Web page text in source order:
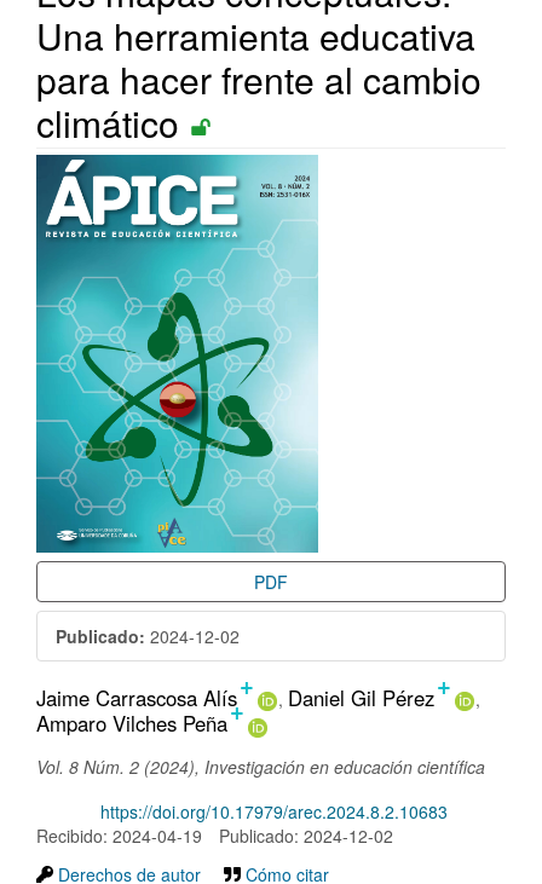
Una herramienta educativa
para hacer frente al cambio
climático
Barra
lateral
del
artículo
PDF
Publicado: 2024-12-02
Contenido
principal
del
artículo
Jaime Carrascosa Alís+ Daniel Gil Pérez+
Amparo Vilches Peña+
Vol. 8 Núm. 2 (2024), Investigación en educación científica
https://doi.org/10.17979/arec.2024.8.2.10683
Recibido: 2024-04-19
Publicado: 2024-12-02
Derechos de autor
Cómo citar